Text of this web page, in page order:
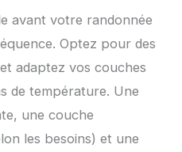
avant votre randonnée
Optez pour des
adaptez vos couches
de température. Une
une couche
les besoins) et une